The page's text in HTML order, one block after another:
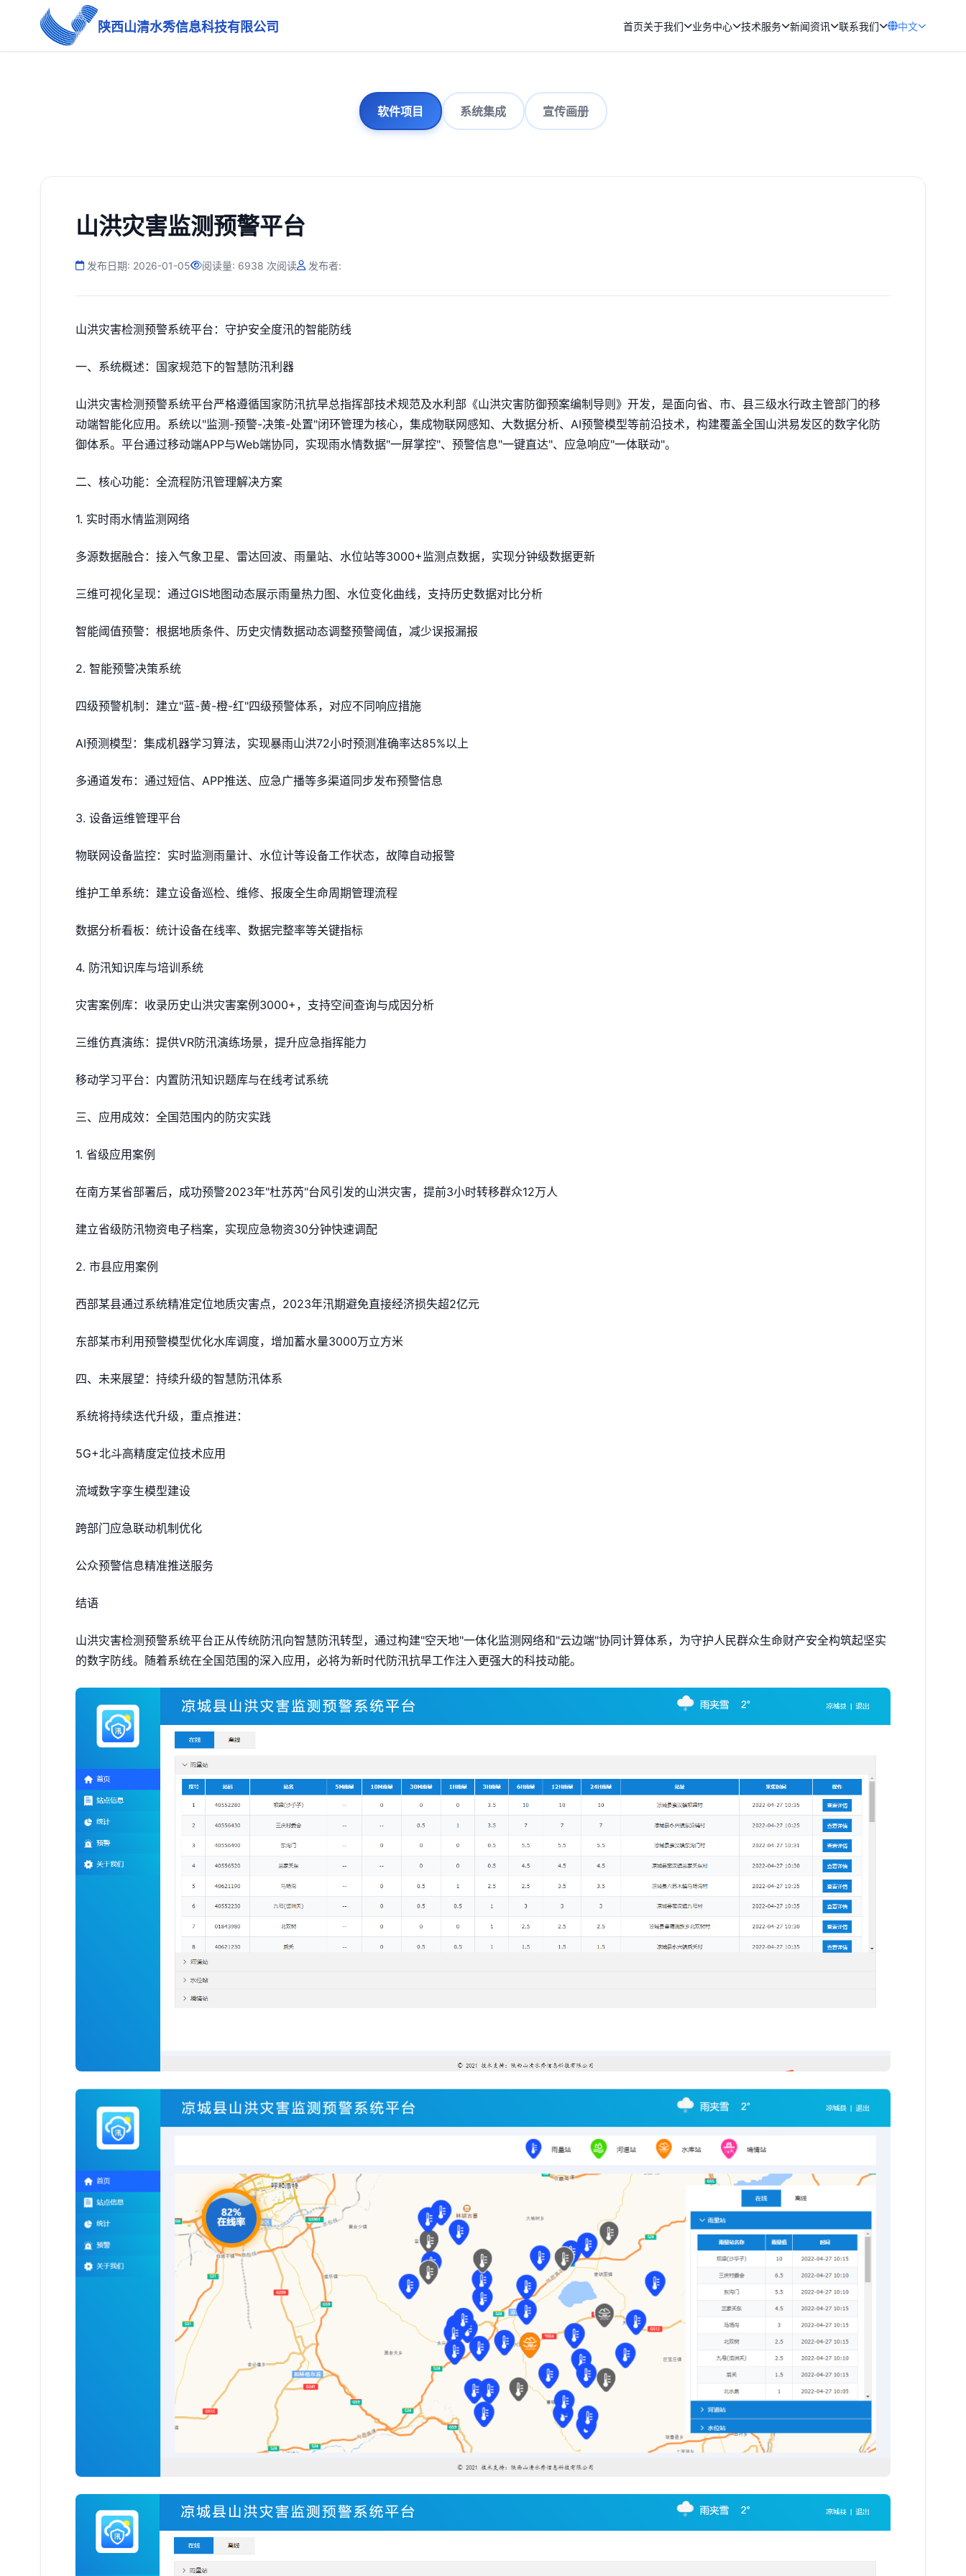
陕西山清水秀信息科技有限公司 首页关于我们 业务中心 技术服务 新闻资讯 联系我们 中文
软件项目 系统集成 宣传画册
山洪灾害监测预警平台
发布日期: 2026-01-05 阅读量: 6938 次阅读 发布者:
山洪灾害检测预警系统平台：守护安全度汛的智能防线
一、系统概述：国家规范下的智慧防汛利器
山洪灾害检测预警系统平台严格遵循国家防汛抗旱总指挥部技术规范及水利部《山洪灾害防御预案编制导则》开发，是面向省、市、县三级水行政主管部门的移
动端智能化应用。系统以"监测-预警-决策-处置"闭环管理为核心，集成物联网感知、大数据分析、AI预警模型等前沿技术，构建覆盖全国山洪易发区的数字化防
御体系。平台通过移动端APP与Web端协同，实现雨水情数据"一屏掌控"、预警信息"一键直达"、应急响应"一体联动"。
二、核心功能：全流程防汛管理解决方案
1. 实时雨水情监测网络
多源数据融合：接入气象卫星、雷达回波、雨量站、水位站等3000+监测点数据，实现分钟级数据更新
三维可视化呈现：通过GIS地图动态展示雨量热力图、水位变化曲线，支持历史数据对比分析
智能阈值预警：根据地质条件、历史灾情数据动态调整预警阈值，减少误报漏报
2. 智能预警决策系统
四级预警机制：建立"蓝-黄-橙-红"四级预警体系，对应不同响应措施
AI预测模型：集成机器学习算法，实现暴雨山洪72小时预测准确率达85%以上
多通道发布：通过短信、APP推送、应急广播等多渠道同步发布预警信息
3. 设备运维管理平台
物联网设备监控：实时监测雨量计、水位计等设备工作状态，故障自动报警
维护工单系统：建立设备巡检、维修、报废全生命周期管理流程
数据分析看板：统计设备在线率、数据完整率等关键指标
4. 防汛知识库与培训系统
灾害案例库：收录历史山洪灾害案例3000+，支持空间查询与成因分析
三维仿真演练：提供VR防汛演练场景，提升应急指挥能力
移动学习平台：内置防汛知识题库与在线考试系统
三、应用成效：全国范围内的防灾实践
1. 省级应用案例
在南方某省部署后，成功预警2023年"杜苏芮"台风引发的山洪灾害，提前3小时转移群众12万人
建立省级防汛物资电子档案，实现应急物资30分钟快速调配
2. 市县应用案例
西部某县通过系统精准定位地质灾害点，2023年汛期避免直接经济损失超2亿元
东部某市利用预警模型优化水库调度，增加蓄水量3000万立方米
四、未来展望：持续升级的智慧防汛体系
系统将持续迭代升级，重点推进：
5G+北斗高精度定位技术应用
流域数字孪生模型建设
跨部门应急联动机制优化
公众预警信息精准推送服务
结语
山洪灾害检测预警系统平台正从传统防汛向智慧防汛转型，通过构建"空天地"一体化监测网络和"云边端"协同计算体系，为守护人民群众生命财产安全构筑起坚实
的数字防线。随着系统在全国范围的深入应用，必将为新时代防汛抗旱工作注入更强大的科技动能。